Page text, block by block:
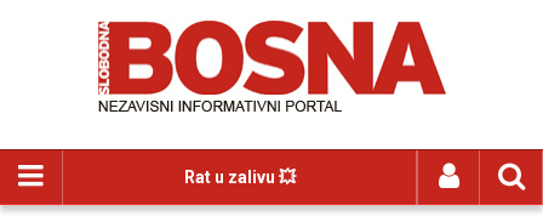
Rat u zalivu 💥